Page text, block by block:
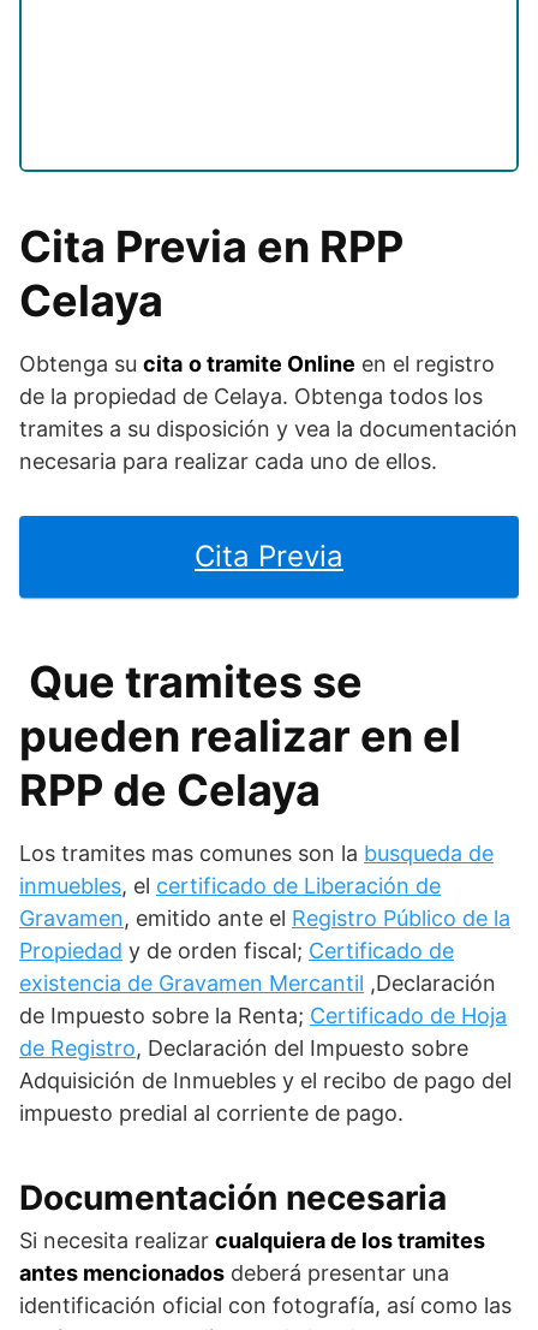
Cita Previa en RPP
Celaya
Obtenga su cita o tramite Online en el registro
de la propiedad de Celaya. Obtenga todos los
tramites a su disposición y vea la documentación
necesaria para realizar cada uno de ellos.
Cita Previa
Que tramites se
pueden realizar en el
RPP de Celaya
Los tramites mas comunes son la busqueda de
inmuebles, el certificado de Liberación de
Gravamen, emitido ante el Registro Público de la
Propiedad y de orden fiscal; Certificado de
existencia de Gravamen Mercantil ,Declaración
de Impuesto sobre la Renta; Certificado de Hoja
de Registro, Declaración del Impuesto sobre
Adquisición de Inmuebles y el recibo de pago del
impuesto predial al corriente de pago.
Documentación necesaria
Si necesita realizar cualquiera de los tramites
antes mencionados deberá presentar una
identificación oficial con fotografía, así como las